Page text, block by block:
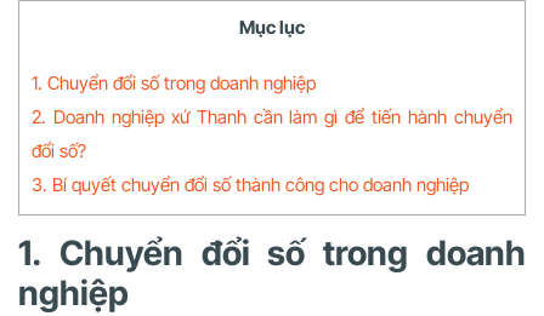
Mục lục
1. Chuyển đổi số trong doanh nghiệp
2. Doanh nghiệp xứ Thanh cần làm gì để tiến hành chuyển
đổi số?
3. Bí quyết chuyển đổi số thành công cho doanh nghiệp
1. Chuyển đổi số trong doanh
nghiệp